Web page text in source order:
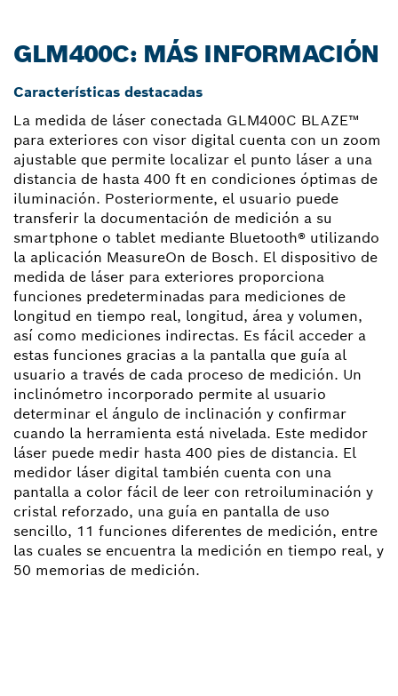
GLM400C: MÁS INFORMACIÓN
Características destacadas
La medida de láser conectada GLM400C BLAZE™
para exteriores con visor digital cuenta con un zoom
ajustable que permite localizar el punto láser a una
distancia de hasta 400 ft en condiciones óptimas de
iluminación. Posteriormente, el usuario puede
transferir la documentación de medición a su
smartphone o tablet mediante Bluetooth® utilizando
la aplicación MeasureOn de Bosch. El dispositivo de
medida de láser para exteriores proporciona
funciones predeterminadas para mediciones de
longitud en tiempo real, longitud, área y volumen,
así como mediciones indirectas. Es fácil acceder a
estas funciones gracias a la pantalla que guía al
usuario a través de cada proceso de medición. Un
inclinómetro incorporado permite al usuario
determinar el ángulo de inclinación y confirmar
cuando la herramienta está nivelada. Este medidor
láser puede medir hasta 400 pies de distancia. El
medidor láser digital también cuenta con una
pantalla a color fácil de leer con retroiluminación y
cristal reforzado, una guía en pantalla de uso
sencillo, 11 funciones diferentes de medición, entre
las cuales se encuentra la medición en tiempo real, y
50 memorias de medición.